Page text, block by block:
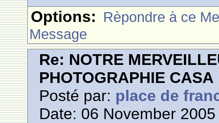
Options: Rèpondre à ce
Message
Re: NOTRE
PHOTOGRAPHIE CASA
Posté par: place de
Date: 06 November